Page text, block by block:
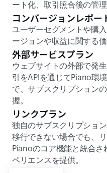
ート化、取引照合後の管
コンバージョンレポー
ユーザーセグメントや購
ージョンや収益に関する
外部サービスプラン
ウェブサイトの外部で発
引をAPIを通じてPiano環
で、サブスクリプション
握。
リンクプラン
独自のサブスクリプショ
移行できない場合でも、
Pianoのコア機能と統合さ
ペリエンスを提供。